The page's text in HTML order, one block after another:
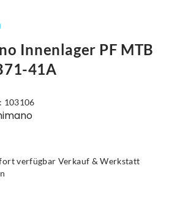
Innenlager PF MTB
41A
103106
verfügbar Verkauf & Werkstatt